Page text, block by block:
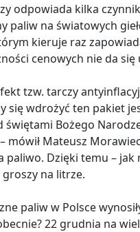
odpowiada kilka
paliw na światowych
kieruje raz
cenowych nie da się
tzw. tarczy
się wdrożyć ten pakiet
Bożego
mówił Mateusz
Dzięki temu – jak
groszy na litrze.
paliw w Polsce
obecnie? 22 grudnia na